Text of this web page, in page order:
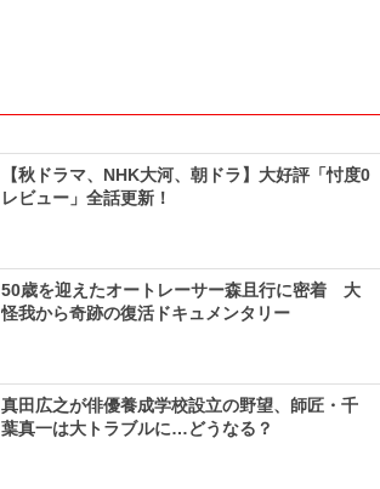
【秋ドラマ、NHK大河、朝ドラ】大好評「忖度0
レビュー」全話更新！
50歳を迎えたオートレーサー森且行に密着 大
怪我から奇跡の復活ドキュメンタリー
真田広之が俳優養成学校設立の野望、師匠・千
葉真一は大トラブルに…どうなる？